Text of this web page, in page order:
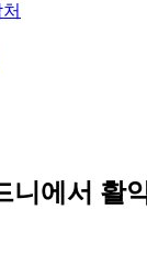
니에서 활